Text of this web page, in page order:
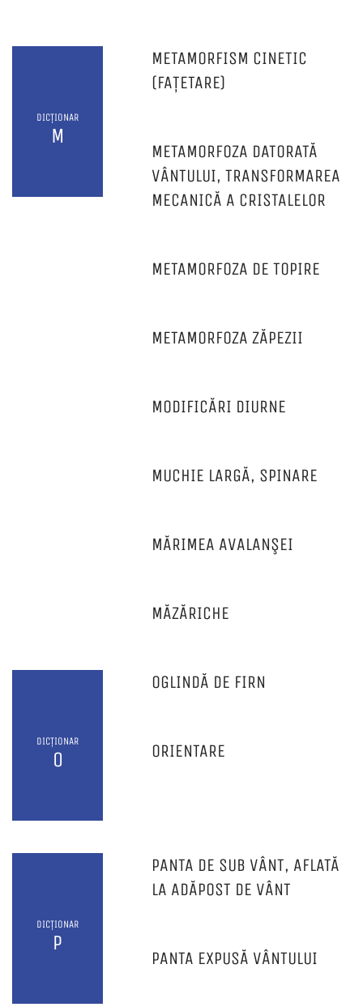
DICȚIONAR
M
METAMORFISM CINETIC
(FAȚETARE)
METAMORFOZA DATORATĂ
VÂNTULUI, TRANSFORMAREA
MECANICĂ A CRISTALELOR
METAMORFOZA DE TOPIRE
METAMORFOZA ZĂPEZII
MODIFICĂRI DIURNE
MUCHIE LARGĂ, SPINARE
MĂRIMEA AVALANŞEI
MĂZĂRICHE
DICȚIONAR
O
OGLINDĂ DE FIRN
ORIENTARE
DICȚIONAR
P
PANTA DE SUB VÂNT, AFLATĂ
LA ADĂPOST DE VÂNT
PANTA EXPUSĂ VÂNTULUI